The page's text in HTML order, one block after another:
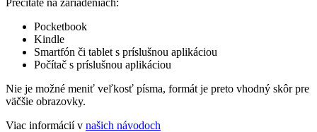
Prečítate na zariadeniach:
Pocketbook
Kindle
Smartfón či tablet s príslušnou aplikáciou
Počítač s príslušnou aplikáciou
Nie je možné meniť veľkosť písma, formát je preto vhodný skôr pre
väčšie obrazovky.
Viac informácií v našich návodoch